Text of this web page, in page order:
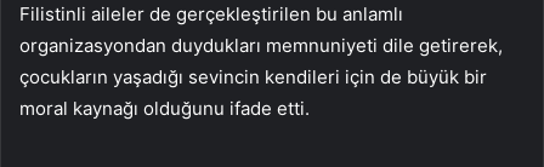
Filistinli aileler de gerçekleştirilen bu anlamlı
organizasyondan duydukları memnuniyeti dile getirerek,
çocukların yaşadığı sevincin kendileri için de büyük bir
moral kaynağı olduğunu ifade etti.